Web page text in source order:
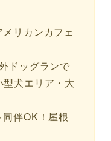
リカンカフェ
ドッグランで
犬エリア・大
伴OK！屋根